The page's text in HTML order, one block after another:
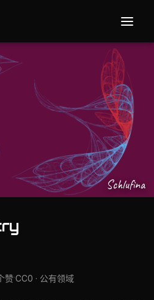
Schlufina
赞·CC0 · 公有领域